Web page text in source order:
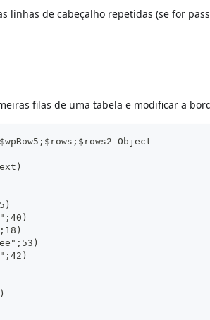
linhas de cabeçalho repetidas (se for
filas de uma tabela e modificar a
Object